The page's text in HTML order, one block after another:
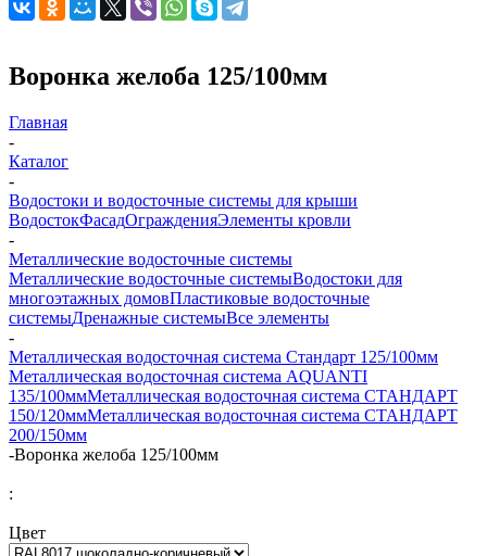
Воронка желоба 125/100мм
Главная
-
Каталог
-
Водостоки и водосточные системы для крыши
ВодостокФасадОгражденияЭлементы кровли
-
Металлические водосточные системы
Металлические водосточные системыВодостоки для
многоэтажных домовПластиковые водосточные
системыДренажные системыВсе элементы
-
Металлическая водосточная система Стандарт 125/100мм
Металлическая водосточная система AQUANTI
135/100ммМеталлическая водосточная система СТАНДАРТ
150/120ммМеталлическая водосточная система СТАНДАРТ
200/150мм
-Воронка желоба 125/100мм
:
Цвет